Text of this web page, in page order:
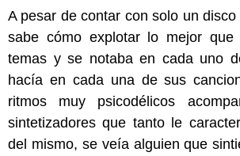
A pesar de contar con solo un
sabe cómo explotar lo mejor que
temas y se notaba en cada uno
hacía en cada una de sus
ritmos muy psicodélicos
sintetizadores que tanto le
del mismo, se veía alguien que